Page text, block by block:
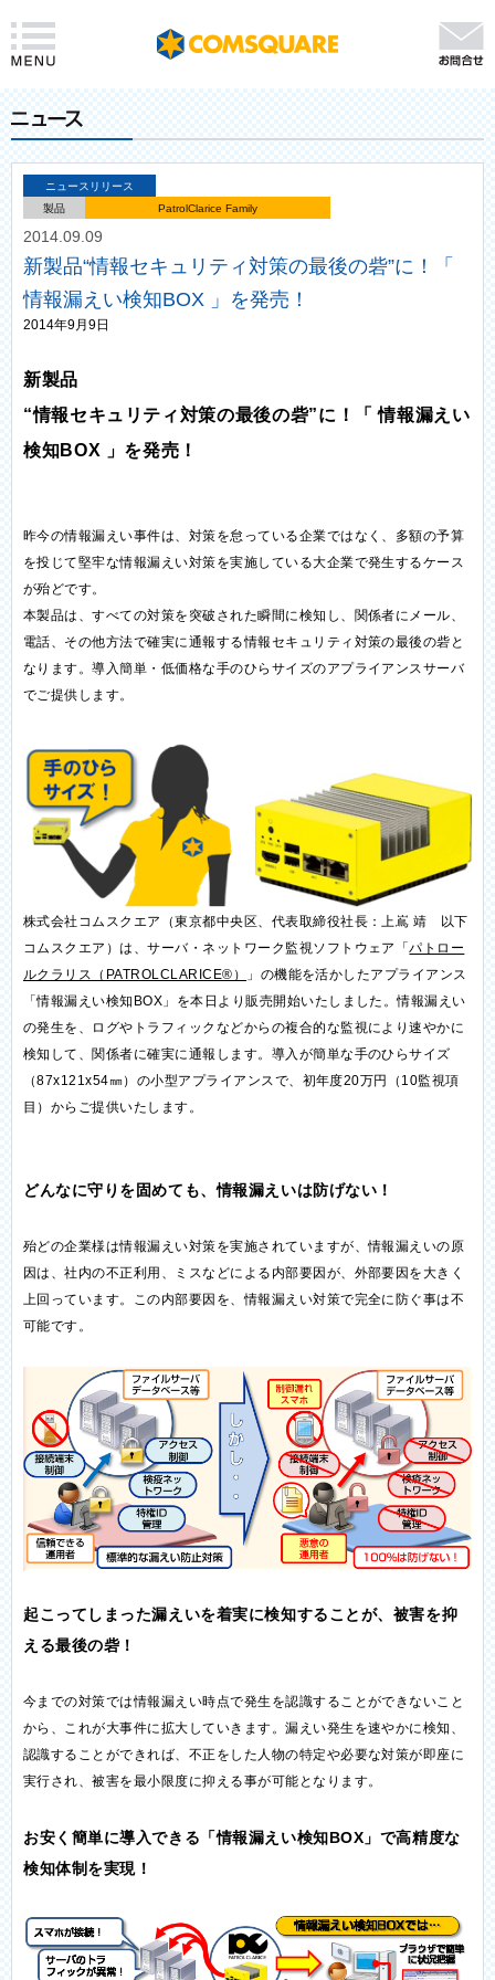
ニュースリリース
製品
PatrolClarice Family
2014.09.09
​新製品“情報セキュリティ対策の最後の砦”に！「
情報漏えい検知BOX 」を発売！
2014年9月9日
新製品
“情報セキュリティ対策の最後の砦”に！「 情報漏えい
検知BOX 」を発売！
昨今の情報漏えい事件は、対策を怠っている企業ではなく、多額の予算
を投じて堅牢な情報漏えい対策を実施している大企業で発生するケース
が殆どです。
本製品は、すべての対策を突破された瞬間に検知し、関係者にメール、
電話、その他方法で確実に通報する情報セキュリティ対策の最後の砦と
なります。導入簡単・低価格な手のひらサイズのアプライアンスサーバ
でご提供します。
株式会社コムスクエア（東京都中央区、代表取締役社長：上嶌 靖 以下
コムスクエア）は、サーバ・ネットワーク監視ソフトウェア「パトロー
ルクラリス（PATROLCLARICE®）
」の機能を活かしたアプライアンス
「情報漏えい検知BOX」を本日より販売開始いたしました。情報漏えい
の発生を、ログやトラフィックなどからの複合的な監視により速やかに
検知して、関係者に確実に通報します。導入が簡単な手のひらサイズ
（87x121x54㎜）の小型アプライアンスで、初年度20万円（10監視項
目）からご提供いたします。
どんなに守りを固めても、情報漏えいは防げない！
殆どの企業様は情報漏えい対策を実施されていますが、情報漏えいの原
因は、社内の不正利用、ミスなどによる内部要因が、外部要因を大きく
上回っています。この内部要因を、情報漏えい対策で完全に防ぐ事は不
可能です。
起こってしまった漏えいを着実に検知することが、被害を抑
える最後の砦！
今までの対策では情報漏えい時点で発生を認識することができないこと
から、これが大事件に拡大していきます。漏えい発生を速やかに検知、
認識することができれば、不正をした人物の特定や必要な対策が即座に
実行され、被害を最小限度に抑える事が可能となります。
お安く簡単に導入できる「情報漏えい検知BOX」で高精度な
検知体制を実現！